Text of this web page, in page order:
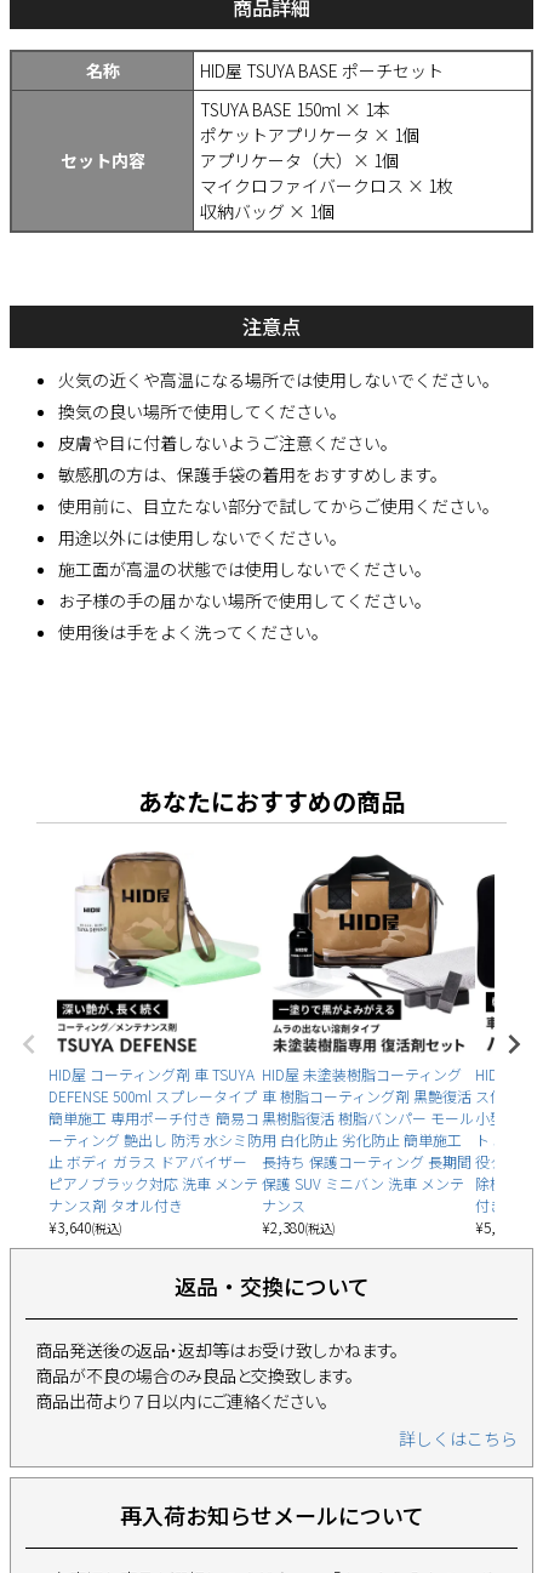
商品詳細
名称 HID屋 TSUYA BASE ポーチセット
セット内容
TSUYA BASE 150ml × 1本
ポケットアプリケータ × 1個
アプリケータ（大）× 1個
マイクロファイバークロス × 1枚
収納バッグ × 1個
注意点
火気の近くや高温になる場所では使用しないでください。
換気の良い場所で使用してください。
皮膚や目に付着しないようご注意ください。
敏感肌の方は、保護手袋の着用をおすすめします。
使用前に、目立たない部分で試してからご使用ください。
用途以外には使用しないでください。
施工面が高温の状態では使用しないでください。
お子様の手の届かない場所で使用してください。
使用後は手をよく洗ってください。
あなたにおすすめの商品
HID屋 コーティング剤 車 TSUYA
DEFENSE 500ml スプレータイプ
簡単施工 専用ポーチ付き 簡易コ
ーティング 艶出し 防汚 水シミ防
止 ボディ ガラス ドアバイザー
ピアノブラック対応 洗車 メンテ
ナンス剤 タオル付き
¥3,640(税込)
HID屋 未塗装樹脂コーティング
車 樹脂コーティング剤 黒艶復活
黒樹脂復活 樹脂バンパー モール
用 白化防止 劣化防止 簡単施工
長持ち 保護コーティング 長期間
保護 SUV ミニバン 洗車 メンテ
ナンス
¥2,380(税込)
HID屋 ハ
ス付き
小型 軽量
ト エア
役クリー
除機 車内
付き カー
¥5,580
返品・交換について
商品発送後の返品・返却等はお受け致しかねます。
商品が不良の場合のみ良品と交換致します。
商品出荷より７日以内にご連絡ください。
詳しくはこちら
再入荷お知らせメールについて